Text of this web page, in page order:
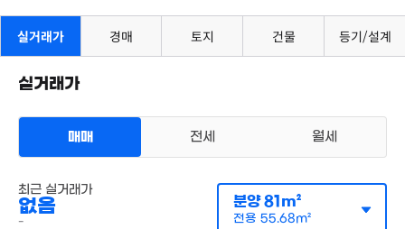
/전용 56m²
계약일 '26. 06
1.57억
34.12억
'18. 05
실거래가 경매 토지 건물 등기/설계
실거래가
매매 전세 월세
최근 실거래가
없음
-
분양81m²
전용 55.68m²